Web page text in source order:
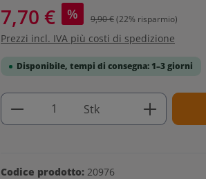
7,70 € % 9,90 €(22% risparmio)
Prezzi incl. IVA più costi di spedizione
Disponibile, tempi di consegna: 1–3 giorni
Quantità del prodotto:
Stk
Codice prodotto: 20976